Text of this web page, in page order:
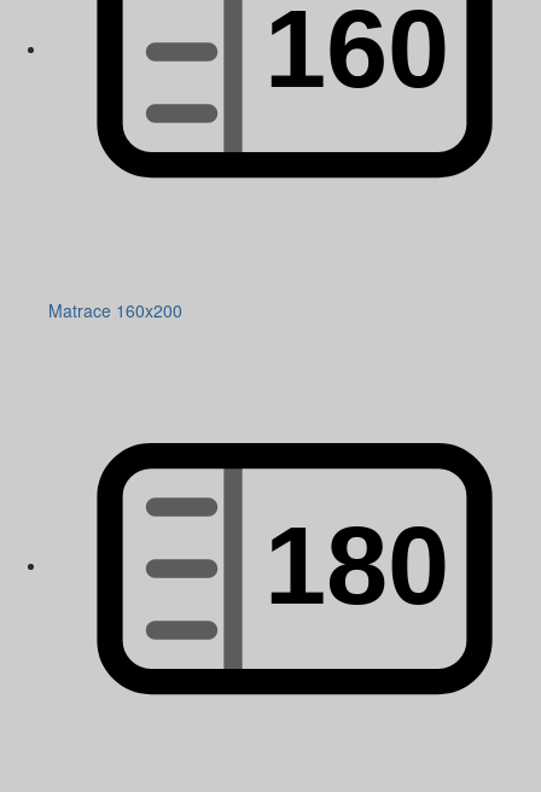
Matrace 160x200